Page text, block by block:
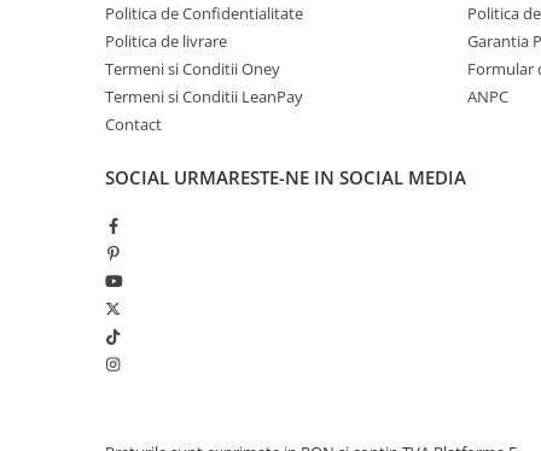
Politica de Confidentialitate
Politica de livrare
Termeni si Conditii Oney
Termeni si Conditii LeanPay
Contact
Politica
Garantia
Formular
ANPC
SOCIAL URMARESTE-NE IN SOCIAL MEDIA